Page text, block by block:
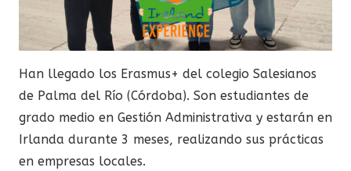
Han llegado los Erasmus+ del colegio Salesianos
de Palma del Río (Córdoba). Son estudiantes de
grado medio en Gestión Administrativa y estarán en
Irlanda durante 3 meses, realizando sus prácticas
en empresas locales.